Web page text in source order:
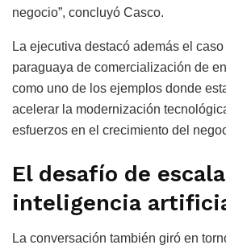
negocio”, concluyó Casco.
La ejecutiva destacó además el
paraguaya de comercialización de
como uno de los ejemplos donde
acelerar la modernización
esfuerzos en el crecimiento del
El desafío de
inteligencia
La conversación también giró en